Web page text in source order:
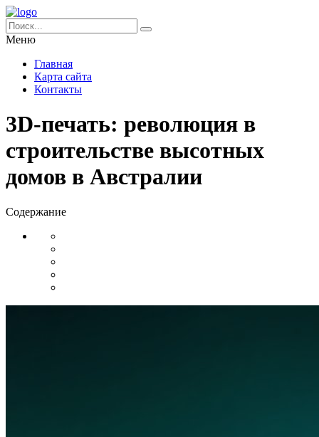
Меню
Главная
Карта сайта
Контакты
3D-печать: революция в
строительстве высотных
домов в Австралии
Содержание